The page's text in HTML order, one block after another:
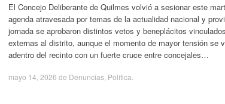
El Concejo Deliberante de Quilmes volvió a sesionar este
agenda atravesada por temas de la actualidad nacional y
jornada se aprobaron distintos vetos y beneplácitos
externas al distrito, aunque el momento de mayor tensión se
adentro del recinto con un fuerte cruce entre concejales…
mayo 14, 2026 de Denuncias Política